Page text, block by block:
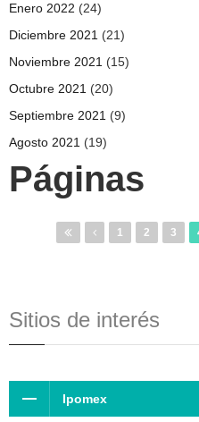
Enero 2022 (24)
Diciembre 2021 (21)
Noviembre 2021 (15)
Octubre 2021 (20)
Septiembre 2021 (9)
Agosto 2021 (19)
Páginas
1 2 3
Sitios de interés
Ipomex